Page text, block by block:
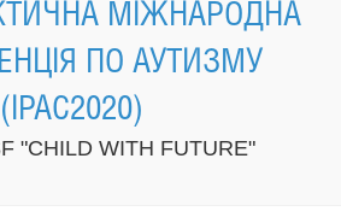
МІЖНАРОДНА
ПО АУТИЗМУ
(IPAC2020)
"CHILD WITH FUTURE"